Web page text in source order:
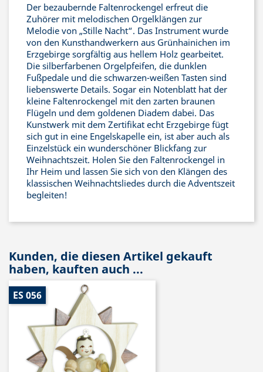
Der bezaubernde Faltenrockengel erfreut die
Zuhörer mit melodischen Orgelklängen zur
Melodie von „Stille Nacht“. Das Instrument wurde
von den Kunsthandwerkern aus Grünhainichen im
Erzgebirge sorgfältig aus hellem Holz gearbeitet.
Die silberfarbenen Orgelpfeifen, die dunklen
Fußpedale und die schwarzen-weißen Tasten sind
liebenswerte Details. Sogar ein Notenblatt hat der
kleine Faltenrockengel mit den zarten braunen
Flügeln und dem goldenen Diadem dabei. Das
Kunstwerk mit dem Zertifikat echt Erzgebirge fügt
sich gut in eine Engelskapelle ein, ist aber auch als
Einzelstück ein wunderschöner Blickfang zur
Weihnachtszeit. Holen Sie den Faltenrockengel in
Ihr Heim und lassen Sie sich von den Klängen des
klassischen Weihnachtsliedes durch die Adventszeit
begleiten!
Kunden, die diesen Artikel gekauft
haben, kauften auch ...
ES 056